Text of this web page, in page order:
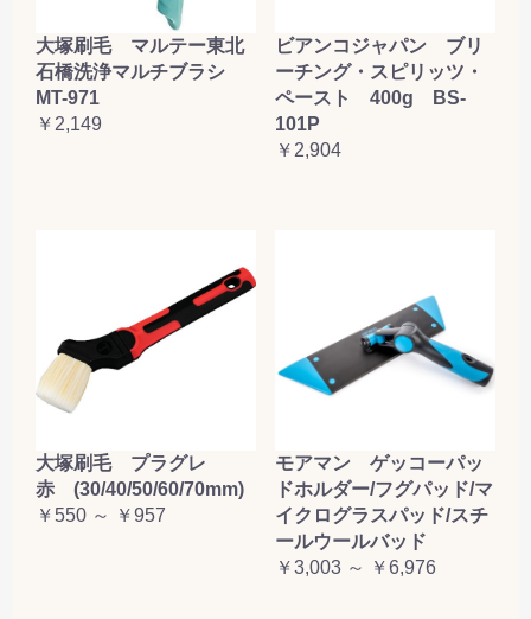
大塚刷毛 マルテー東北
石橋洗浄マルチブラシ
MT-971
￥2,149
ビアンコジャパン ブリ
ーチング・スピリッツ・
ペースト 400g BS-
101P
￥2,904
大塚刷毛 プラグレ
赤 (30/40/50/60/70mm)
￥550 ～ ￥957
モアマン ゲッコーパッ
ドホルダー/フグパッド/マ
イクログラスパッド/スチ
ールウールバッド
￥3,003 ～ ￥6,976